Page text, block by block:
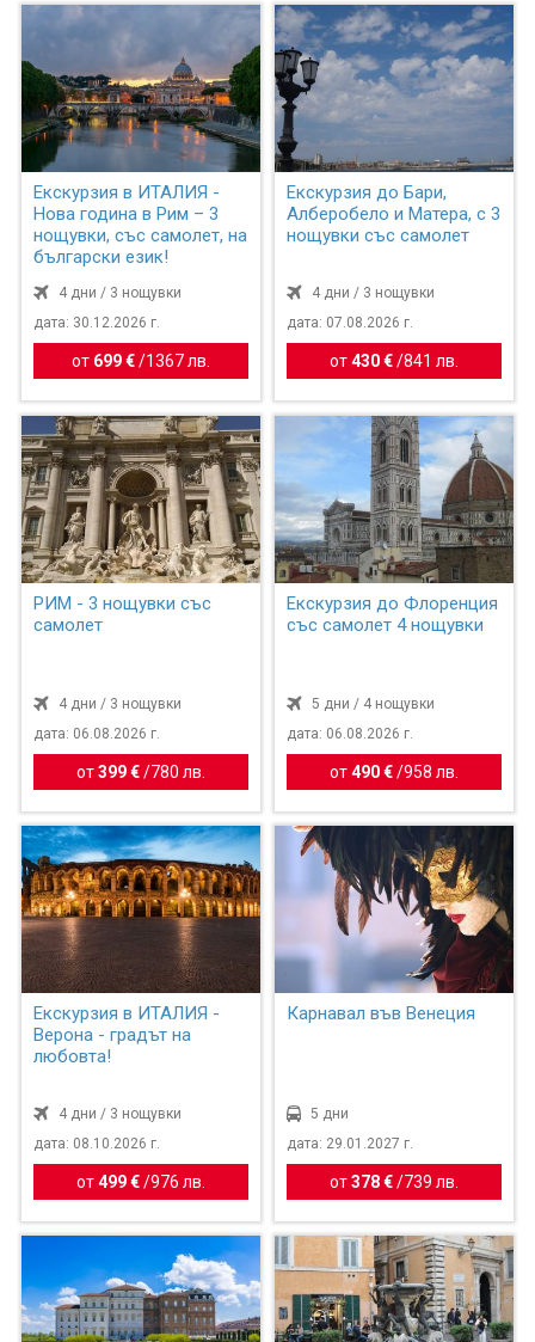
Екскурзия в ИТАЛИЯ -
Нова година в Рим – 3
нощувки, със самолет, на
български език!
4 дни / 3 нощувки
дата: 30.12.2026 г.
от 699 € / 1367 лв.
Екскурзия до Бари,
Алберобело и Матера, с 3
нощувки със самолет
4 дни / 3 нощувки
дата: 07.08.2026 г.
от430 €/841 лв.
РИМ - 3 нощувки със
самолет
4 дни / 3 нощувки
дата: 06.08.2026 г.
от399 € / 780 лв.
Екскурзия до Флоренция
със самолет 4 нощувки
5 дни / 4 нощувки
дата: 06.08.2026 г.
от490 €/958 лв.
Екскурзия в ИТАЛИЯ -
Верона - градът на
любовта!
4 дни / 3 нощувки
дата: 08.10.2026 г.
от499 € /976 лв.
Карнавал във Венеция
5 дни
дата: 29.01.2027 г.
от378 €/ 739 лв.